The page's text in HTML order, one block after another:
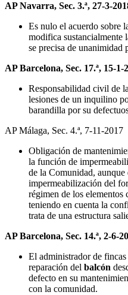
AP Navarra, Sec. 3.ª, 27-3-
Es nulo el acuerdo sobre
modifica sustancialmente
se precisa de unanimidad
AP Barcelona, Sec. 17.ª, 15-1-
Responsabilidad civil de
lesiones de un inquilino
barandilla por su
AP Málaga, Sec. 4.ª, 7-11-2017
Obligación de
la función de
de la Comunidad, aunque
impermeabilización del
régimen de los elementos
teniendo en cuenta la
trata de una estructura
AP Barcelona, Sec. 14.ª, 2-6-
El administrador de
reparación del balcón
defecto en su
con la comunidad.